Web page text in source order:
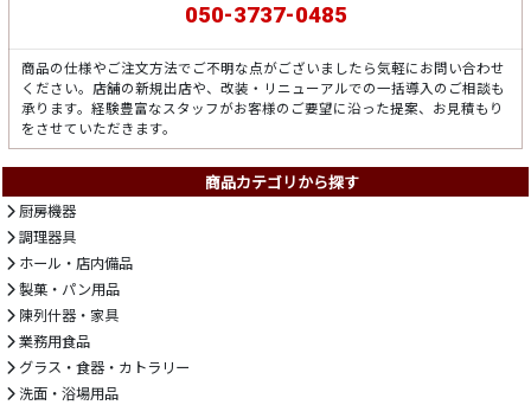
050-3737-0485
商品の仕様やご注文方法でご不明な点がございましたら気軽にお問い合わせ
ください。店舗の新規出店や、改装・リニューアルでの一括導入のご相談も
承ります。経験豊富なスタッフがお客様のご要望に沿った提案、お見積もり
をさせていただきます。
商品カテゴリから探す
厨房機器
調理器具
ホール・店内備品
製菓・パン用品
陳列什器・家具
業務用食品
グラス・食器・カトラリー
洗面・浴場用品